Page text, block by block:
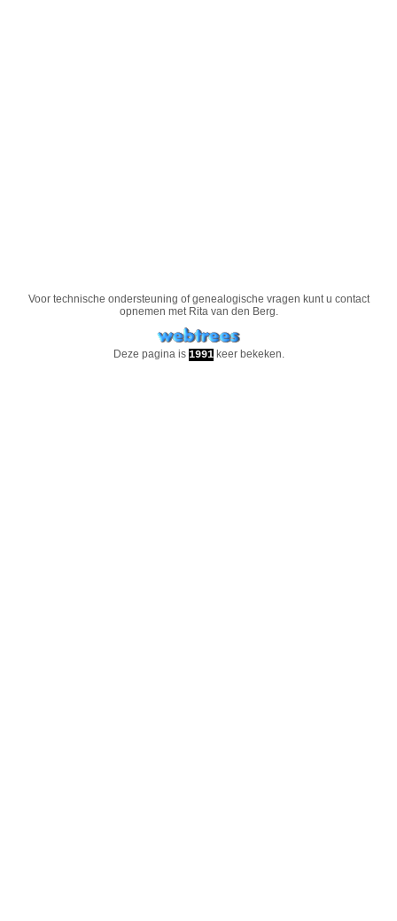
Voor technische ondersteuning of genealogische vragen kunt u contact
opnemen met Rita van den Berg.
Deze pagina is 1991keer bekeken.